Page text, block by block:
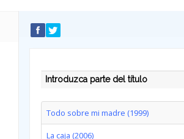
INTRODUZCA PARTE DEL TÍTULO
Todo sobre mi madre (1999)
La caja (2006)